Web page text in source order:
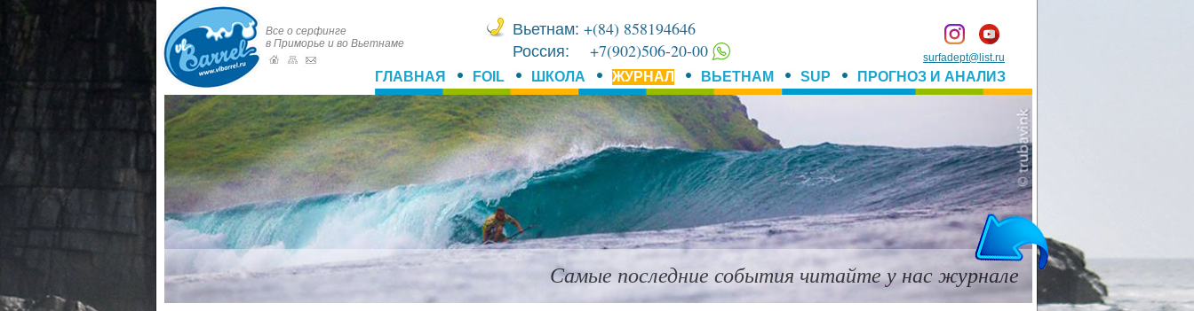
Вьетнам: +(84) 858194646
Россия: +7(902)506-20-00 surfadept@list.ru
Все о серфинге
в Приморье и во Вьетнаме
ГЛАВНАЯ FOIL ШКОЛА ЖУРНАЛ ВЬЕТНАМ SUP ПРОГНОЗ И АНАЛИЗ
Самые последние события читайте у нас журнале